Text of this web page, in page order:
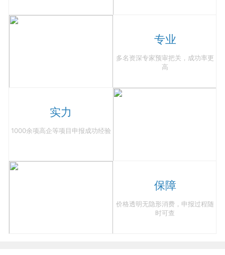
专业
多名资深专家预审把关，成功率更
高
实力
1000余项高企等项目申报成功经验
保障
价格透明无隐形消费，申报过程随
时可查